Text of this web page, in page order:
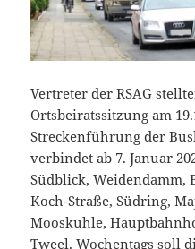
Vertreter der RSAG
Ortsbeiratssitzung am
Streckenführung der
verbindet ab 7. Januar
Südblick, Weidendamm,
Koch-Straße, Südring,
Mooskuhle,
Tweel. Wochentags soll